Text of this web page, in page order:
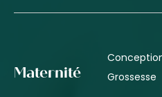
Maternité
Grossesse